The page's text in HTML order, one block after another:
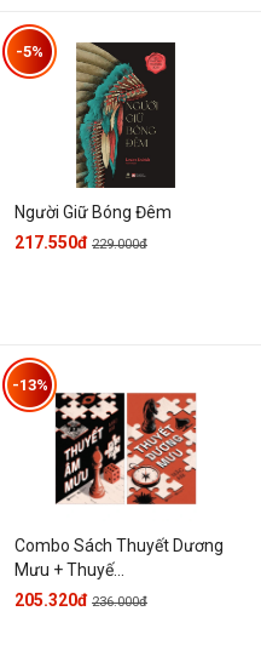
Người Giữ Bóng Đêm
-5%
217.550đ 229.000đ
Combo Sách Thuyết Dương
Mưu + Thuyế...
-13%
205.320đ 236.000đ